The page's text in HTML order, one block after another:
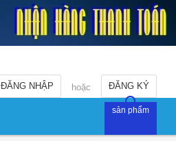
ĐĂNG KÝ
hoặc
ĐĂNG NHẬP
sản phẩm